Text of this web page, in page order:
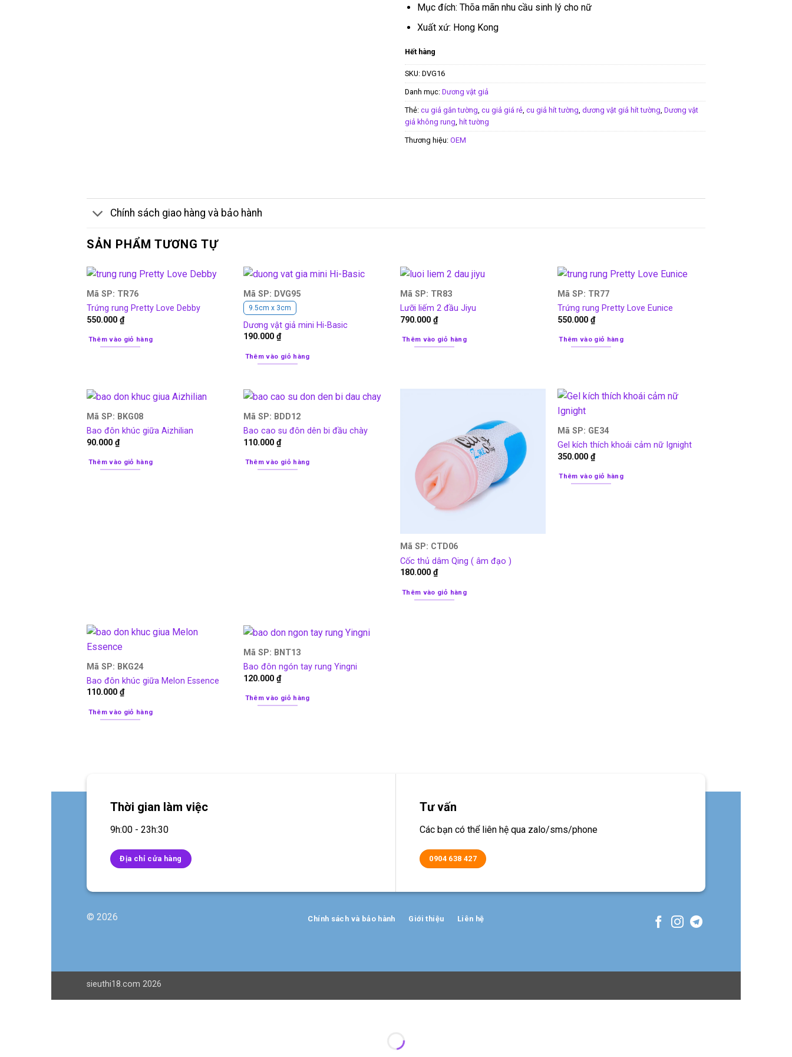
Mục đích: Thõa mãn nhu cầu sinh lý cho nữ
Xuất xứ: Hong Kong
Hết hàng
SKU: DVG16
Danh mục: Dương vật giả
Thẻ: cu giả gắn tường cu giả giá rẻ cu giả hít tường dương vật giả hít tường Dương vật
giả không rung hít tường
Thương hiệu: OEM
Chính sách giao hàng và bảo hành
SẢN PHẨM TƯƠNG TỰ
Mã SP: TR76
Trứng rung Pretty Love Debby
550.000 ₫
Thêm vào giỏ hàng
Mã SP: DVG95
9.5cm x 3cm
Dương vật giả mini Hi-Basic
190.000₫
Thêm vào giỏ hàng
Mã SP: TR83
Lưỡi liếm 2 đầu Jiyu
790.000₫
Thêm vào giỏ hàng
Mã SP: TR77
Trứng rung Pretty Love Eunice
550.000 ₫
Thêm vào giỏ hàng
Mã SP: BKG08
Bao đôn khúc giữa Aizhilian
90.000 ₫
Thêm vào giỏ hàng
Mã SP: BDD12
Bao cao su đôn dên bi đầu chày
110.000₫
Thêm vào giỏ hàng
Mã SP: CTD06
Cốc thủ dâm Qing ( âm đạo )
180.000₫
Thêm vào giỏ hàng
Mã SP: GE34
Gel kích thích khoái cảm nữ Ignight
350.000 ₫
Thêm vào giỏ hàng
Mã SP: BKG24
Bao đôn khúc giữa Melon Essence
110.000 ₫
Thêm vào giỏ hàng
Mã SP: BNT13
Bao đôn ngón tay rung Yingni
120.000₫
Thêm vào giỏ hàng
Thời gian làm việc
9h:00 - 23h:30
Địa chỉ cửa hàng
Tư vấn
Các bạn có thể liên hệ qua zalo/sms/phone
0904 638 427
© 2026 Chính sách và bảo hành Giới thiệu Liên hệ
sieuthi18.com 2026